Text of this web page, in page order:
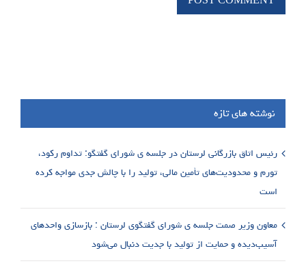
نوشته های تازه
رئیس اتاق بازرگانی لرستان در جلسه ی شورای گفتگو: تداوم رکود،
تورم و محدودیت‌های تأمین مالی، تولید را با چالش جدی مواجه کرده
است
معاون وزیر صمت جلسه ی شورای گفتگوی لرستان : بازسازی واحدهای
آسیب‌دیده و حمایت از تولید با جدیت دنبال می‌شود